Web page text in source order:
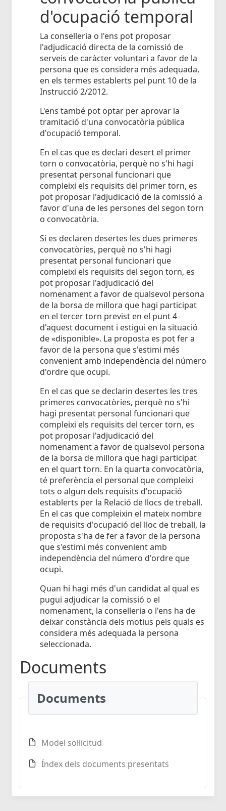
d'ocupació temporal
La conselleria o l'ens pot proposar
l'adjudicació directa de la comissió de
serveis de caràcter voluntari a favor de la
persona que es considera més adequada,
en els termes establerts pel punt 10 de la
Instrucció 2/2012.
L'ens també pot optar per aprovar la
tramitació d'una convocatòria pública
d'ocupació temporal.
En el cas que es declari desert el primer
torn o convocatòria, perquè no s'hi hagi
presentat personal funcionari que
compleixi els requisits del primer torn, es
pot proposar l'adjudicació de la comissió a
favor d'una de les persones del segon torn
o convocatòria.
Si es declaren desertes les dues primeres
convocatòries, perquè no s'hi hagi
presentat personal funcionari que
compleixi els requisits del segon torn, es
pot proposar l'adjudicació del
nomenament a favor de qualsevol persona
de la borsa de millora que hagi participat
en el tercer torn previst en el punt 4
d'aquest document i estigui en la situació
de «disponible». La proposta es pot fer a
favor de la persona que s'estimi més
convenient amb independència del número
d'ordre que ocupi.
En el cas que se declarin desertes les tres
primeres convocatòries, perquè no s'hi
hagi presentat personal funcionari que
compleixi els requisits del tercer torn, es
pot proposar l'adjudicació del
nomenament a favor de qualsevol persona
de la borsa de millora que hagi participat
en el quart torn. En la quarta convocatòria,
té preferència el personal que compleixi
tots o algun dels requisits d'ocupació
establerts per la Relació de llocs de treball.
En el cas que compleixin el mateix nombre
de requisits d'ocupació del lloc de treball, la
proposta s'ha de fer a favor de la persona
que s'estimi més convenient amb
independència del número d'ordre que
ocupi.
Quan hi hagi més d'un candidat al qual es
pugui adjudicar la comissió o el
nomenament, la conselleria o l'ens ha de
deixar constància dels motius pels quals es
considera més adequada la persona
seleccionada.
Documents
Documents
Model sol·licitud
Índex dels documents presentats